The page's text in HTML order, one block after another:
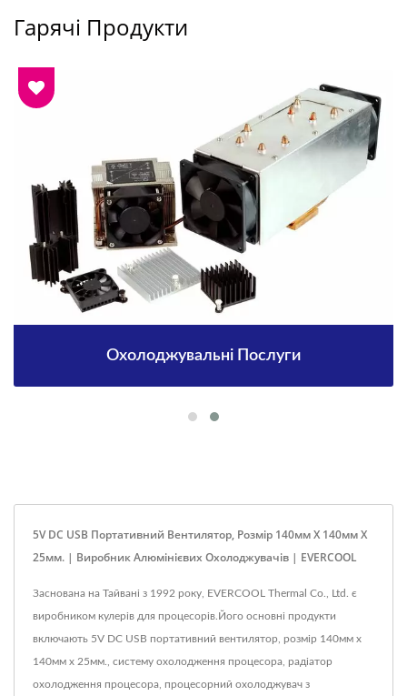
Гарячі Продукти
Охолоджувальні Послуги
5V DC USB Портативний Вентилятор, Розмір 140мм X 140мм X
25мм. | Виробник Алюмінієвих Охолоджувачів | EVERCOOL
Заснована на Тайвані з 1992 року, EVERCOOL Thermal Co., Ltd. є
виробником кулерів для процесорів.Його основні продукти
включають 5V DC USB портативний вентилятор, розмір 140мм x
140мм x 25мм., систему охолодження процесора, радіатор
охолодження процесора, процесорний охолоджувач з